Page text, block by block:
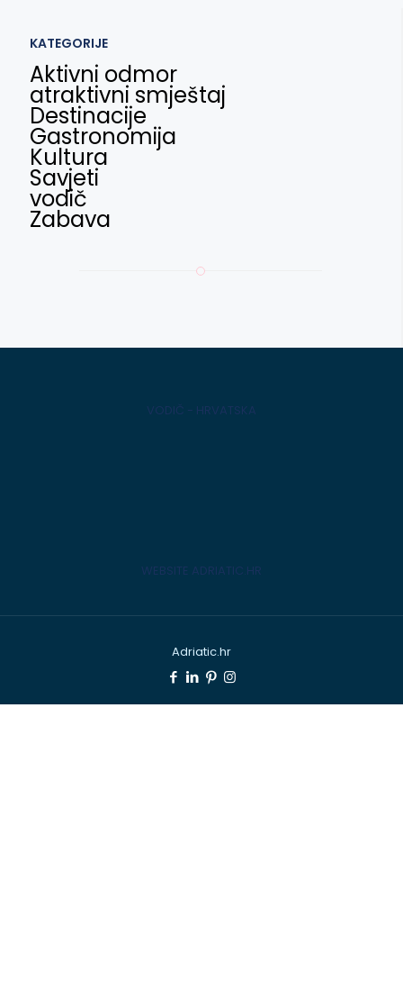
KATEGORIJE
Aktivni odmor
atraktivni smještaj
Destinacije
Gastronomija
Kultura
Savjeti
vodič
Zabava
VODIČ - HRVATSKA
WEBSITE ADRIATIC.HR
Adriatic.hr